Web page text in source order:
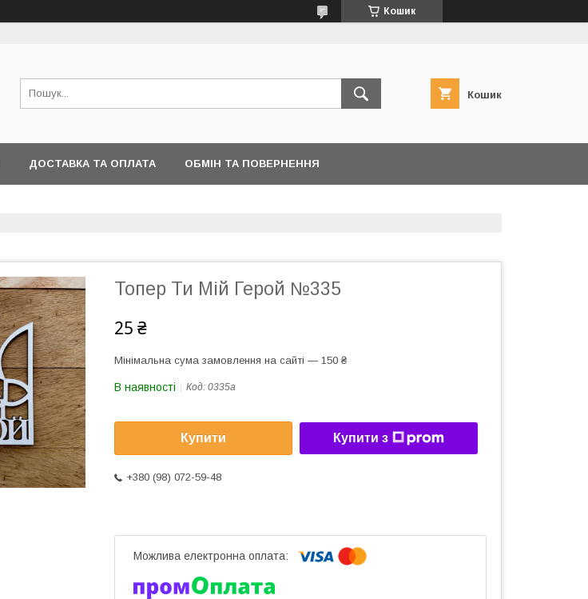
Кошик
Кошик
ДОСТАВКА ТА ОПЛАТА ОБМІН ТА ПОВЕРНЕННЯ
Топер Ти Мій Герой №335
25 ₴
Мінімальна сума замовлення на сайті — 150 ₴
В наявності Код: 0335a
Купити Купити з
+380 (98) 072-59-48